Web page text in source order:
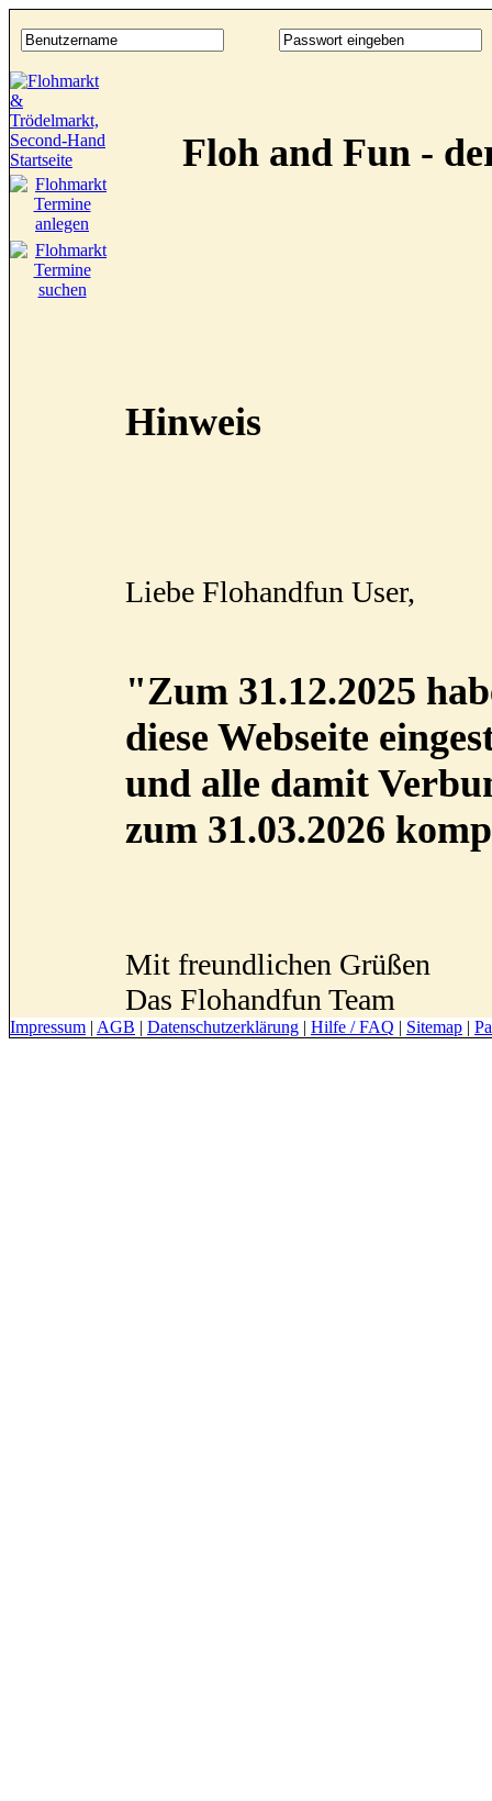
Floh and Fun -
Hinweis
Liebe Flohandfun User,
"Zum 31.12.2025
diese Webseite
und alle damit
zum 31.03.2026
Mit freundlichen Grüßen
Das Flohandfun Team
Impressum | AGB | Datenschutzerklärung | Hilfe / FAQ | Sitemap |